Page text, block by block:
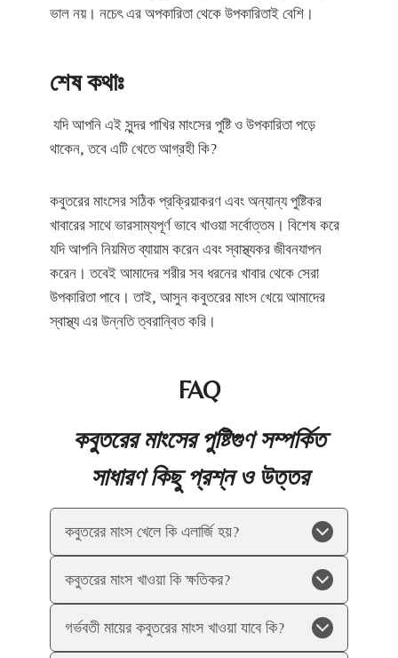
ভাল নয়। নচেৎ এর অপকারিতা থেকে উপকারিতাই বেশি।
শেষ কথাঃ
যদি আপনি এই সুন্দর পাখির মাংসের পুষ্টি ও উপকারিতা পড়ে
থাকেন, তবে এটি খেতে আগ্রহী কি?
কবুতরের মাংসের সঠিক প্রক্রিয়াকরণ এবং অন্যান্য পুষ্টিকর
খাবারের সাথে ভারসাম্যপূর্ণ ভাবে খাওয়া সর্বোত্তম। বিশেষ করে
যদি আপনি নিয়মিত ব্যায়াম করেন এবং স্বাস্থ্যকর জীবনযাপন
করেন। তবেই আমাদের শরীর সব ধরনের খাবার থেকে সেরা
উপকারিতা পাবে। তাই, আসুন কবুতরের মাংস খেয়ে আমাদের
স্বাস্থ্য এর উন্নতি ত্বরান্বিত করি।
FAQ
কবুতরের মাংসের পুষ্টিগুণ সম্পর্কিত
সাধারণ কিছু প্রশ্ন ও উত্তর
কবুতরের মাংস খেলে কি এলার্জি হয়?
কবুতরের মাংস খাওয়া কি ক্ষতিকর?
গর্ভবতী মায়ের কবুতরের মাংস খাওয়া যাবে কি?